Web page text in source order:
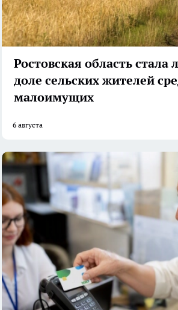
Ростовская область стала
доле сельских жителей
малоимущих
6 августа